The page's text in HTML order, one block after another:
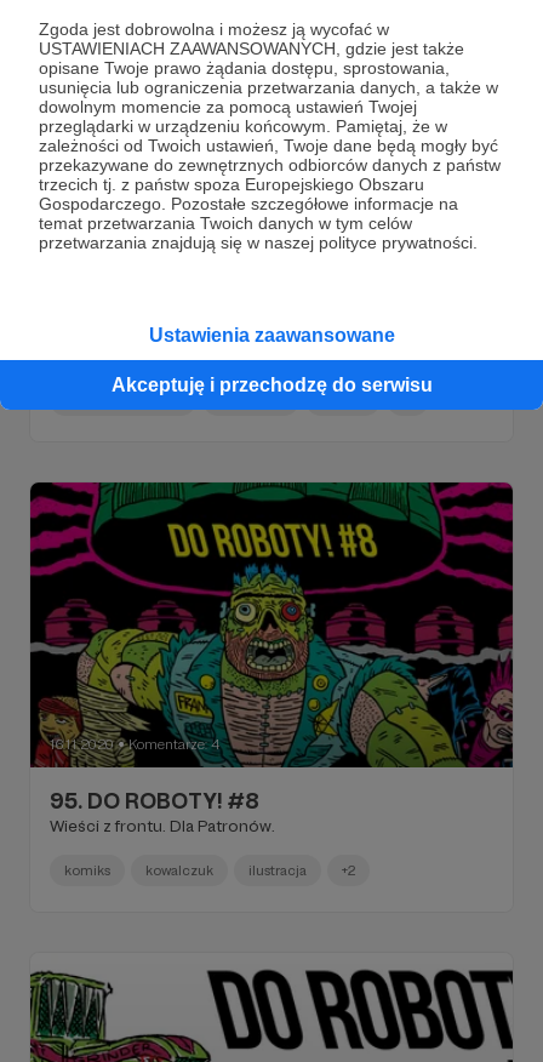
Zgoda jest dobrowolna i możesz ją wycofać w
USTAWIENIACH ZAAWANSOWANYCH, gdzie jest także
opisane Twoje prawo żądania dostępu, sprostowania,
usunięcia lub ograniczenia przetwarzania danych, a także w
dowolnym momencie za pomocą ustawień Twojej
przeglądarki w urządzeniu końcowym. Pamiętaj, że w
zależności od Twoich ustawień, Twoje dane będą mogły być
przekazywane do zewnętrznych odbiorców danych z państw
trzecich tj. z państw spoza Europejskiego Obszaru
Gospodarczego. Pozostałe szczegółowe informacje na
temat przetwarzania Twoich danych w tym celów
przetwarzania znajdują się w naszej polityce prywatności.
Ustawienia zaawansowane
Akceptuję i przechodzę do serwisu
25.09.2021 Komentarze: 1
Nadciąga hokejowa apokalipsa, czyli HOKEJPOKALIPSA.
hockeypocalypce jeff martin komiks
16.11.2020 ● Komentarze: 4
95. DO ROBOTY! #8
Wieści z frontu. Dla Patronów.
komiks kowalczuk ilustracja +2